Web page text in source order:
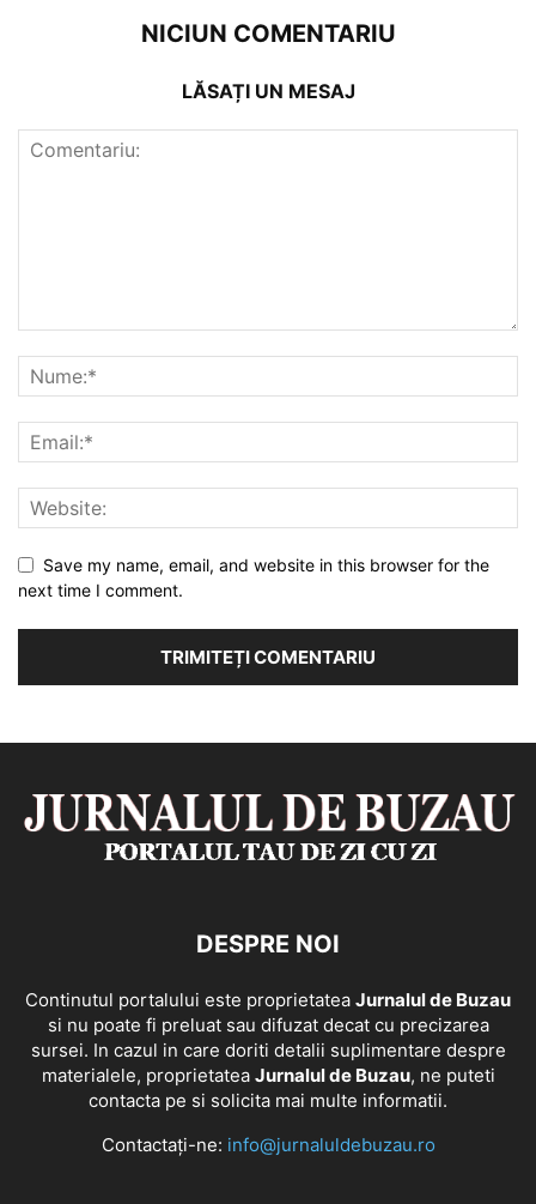
NICIUN COMENTARIU
LĂSAȚI UN MESAJ
Save my name, email, and website in this browser for the
next time I comment.
DESPRE NOI
Continutul portalului este proprietatea Jurnalul de Buzau
si nu poate fi preluat sau difuzat decat cu precizarea
sursei. In cazul in care doriti detalii suplimentare despre
materialele, proprietatea Jurnalul de Buzau, ne puteti
contacta pe si solicita mai multe informatii.
Contactați-ne: info@jurnaluldebuzau.ro